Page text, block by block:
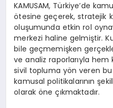
KAMUSAM, Türkiye’de
ötesine geçerek, stratejik
oluşumunda etkin rol
merkezi haline gelmiştir.
bile geçmemişken
ve analiz raporlarıyla
sivil topluma yön veren
kamusal politikalarının
olarak öne çıkmaktadır.